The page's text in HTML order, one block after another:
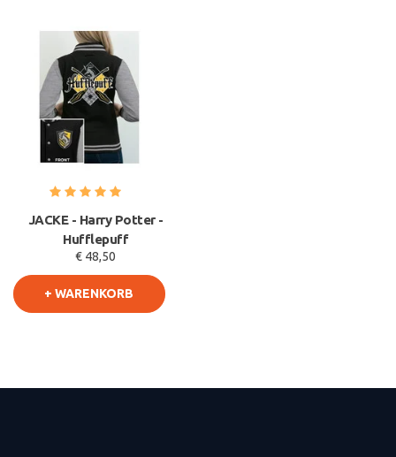
JACKE - Harry Potter -
Hufflepuff
€ 48,50
+ WARENKORB